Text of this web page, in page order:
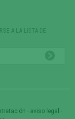
A LA LISTA DE
aviso legal